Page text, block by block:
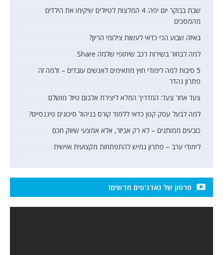
שבת בבוקר יום יפה: 4 המלצות לטיולים שיקימו את הילדים
מהמסכים
באיזה שבוע הכי כדאי לעשות צילומי הריון?
למה לבחור בשירות רכב שיתופי שלמה Share
5 סיבות למה לימודי חוץ מתאימים לאנשים עובדים – ולמה זה
פתרון נהדר
צעד אחר צעד: המדריך המלא ליצירת אלבום טיול מושלם
למה לבעל עסק קטן כדאי ללמוד קורס בניהול סיכונים פיננסיים?
כובעים ממותגים – לא רק אביזר, אלא אמצעי שיווק חכם
לימודי ערב – פתרון גמיש להתפתחות מקצועית ואישית
סרטון של גאדג'טים חדשים!